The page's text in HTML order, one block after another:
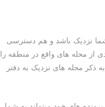
شما نزدیک باشد و هم دسترسی
از محله های واقع در منطقه را
ذکر محله های نزدیک به دفتر